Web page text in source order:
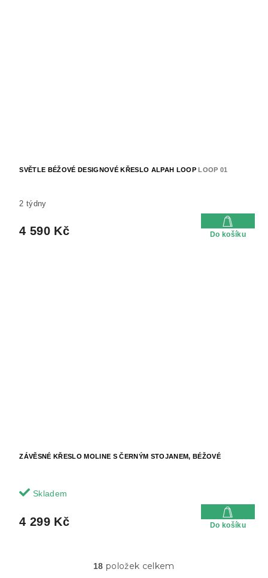
SVĚTLE BÉŽOVÉ DESIGNOVÉ KŘESLO ALPAH LOOPLOOP 01
2 týdny
4 590 Kč Do košíku
ZÁVĚSNÉ KŘESLO MOLINE S ČERNÝM STOJANEM, BÉŽOVÉ
Skladem
4 299 Kč Do košíku
O
18 položek celkem